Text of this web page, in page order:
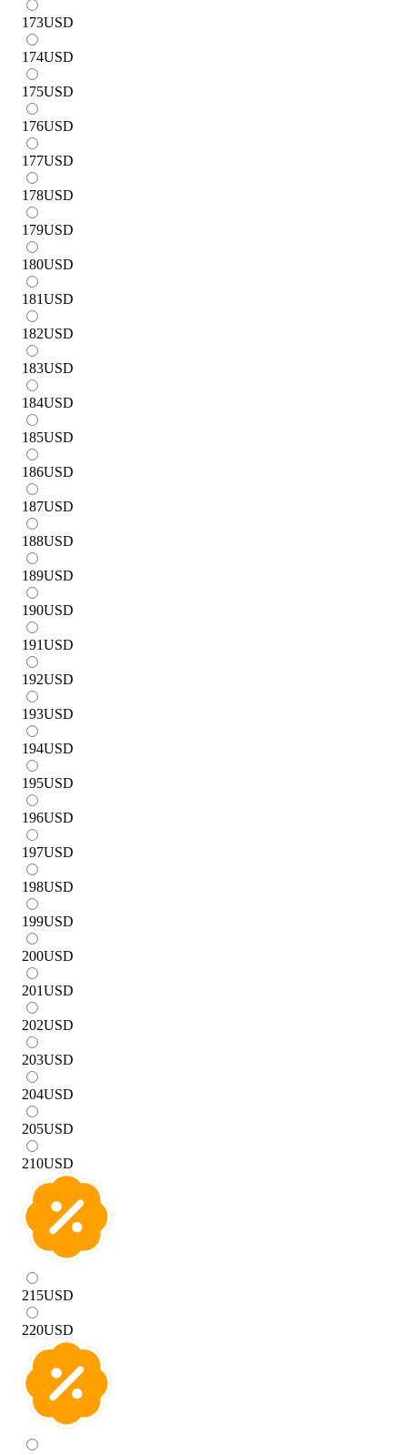
173USD
174USD
175USD
176USD
177USD
178USD
179USD
180USD
181USD
182USD
183USD
184USD
185USD
186USD
187USD
188USD
189USD
190USD
191USD
192USD
193USD
194USD
195USD
196USD
197USD
198USD
199USD
200USD
201USD
202USD
203USD
204USD
205USD
210USD
215USD
220USD